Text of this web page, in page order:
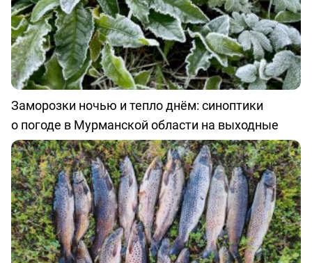
Заморозки ночью и тепло днём: синоптики
о погоде в Мурманской области на выходные